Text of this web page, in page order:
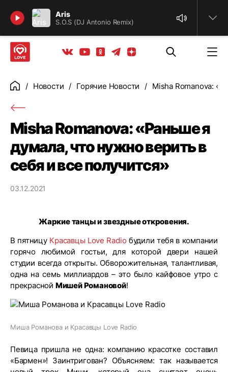
Aris
S.O.S (DJ Antonio Remix)
Найти
Вконтакте
YoutubeОдноклассники
ТелеграмЯндекс дзен
ГлавнаяНовости Горячие Новости Misha Romanova:
Misha Romanova: «Раньше я
думала, что нужно верить в
себя и все получится»
03.12.2021
Жаркие танцы и звездные откровения.
В пятницу Красавцы Love Radioбудили тебя в компании
горячо любимой гостьи, для которой двери нашей
студии всегда открыты. Обворожительная, талантливая,
одна на семь миллиардов – это было кайфовое утро с
прекрасной Мишей Романовой!
Миша Романова и Красавцы Love Radio
Певица пришла не одна: компанию красотке составил
«Бармен»! Заинтригован? Объясняем: так называется